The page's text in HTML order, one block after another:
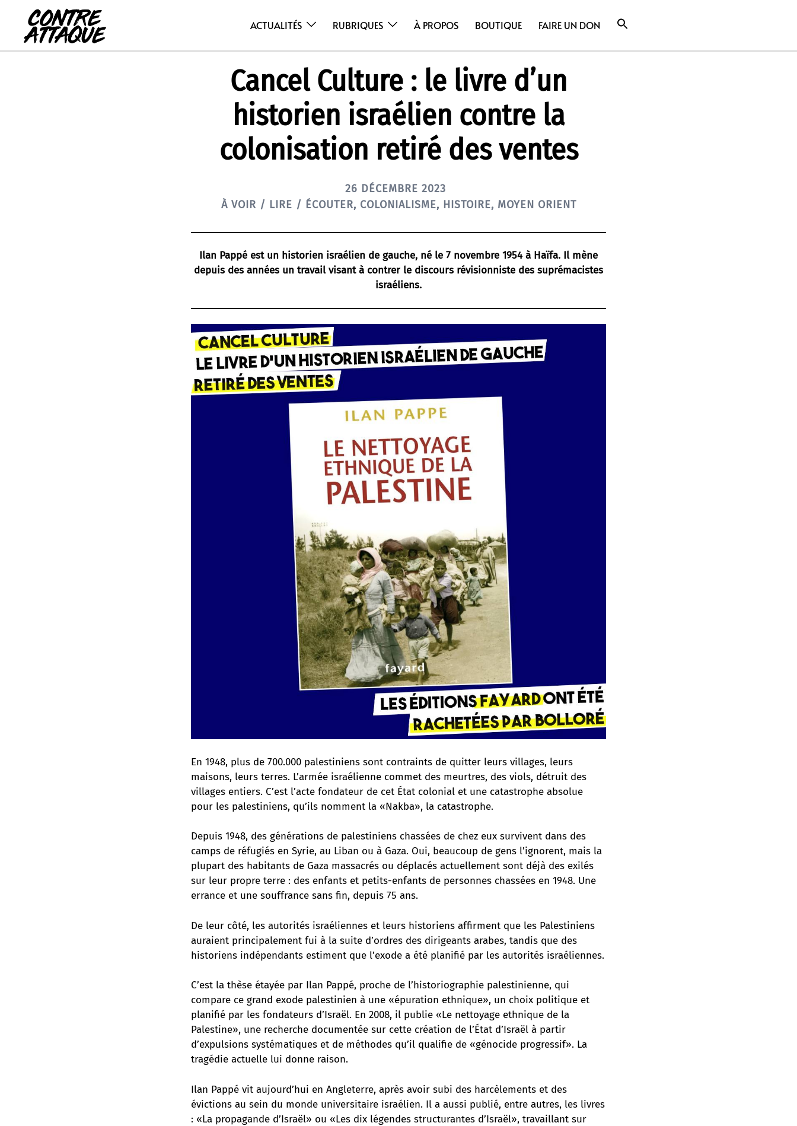
contenu
ACTUALITÉS RUBRIQUES À PROPOS BOUTIQUE FAIRE UN DON
Cancel Culture : le livre d’un
historien israélien contre la
colonisation retiré des ventes
26 DÉCEMBRE 2023
À VOIR / LIRE / ÉCOUTER, COLONIALISME, HISTOIRE, MOYEN ORIENT
Ilan Pappé est un historien israélien de gauche, né le 7 novembre 1954 à Haïfa. Il mène
depuis des années un travail visant à contrer le discours révisionniste des suprémacistes
israéliens.
En 1948, plus de 700.000 palestiniens sont contraints de quitter leurs villages, leurs
maisons, leurs terres. L’armée israélienne commet des meurtres, des viols, détruit des
villages entiers. C’est l’acte fondateur de cet État colonial et une catastrophe absolue
pour les palestiniens, qu’ils nomment la «Nakba», la catastrophe.
Depuis 1948, des générations de palestiniens chassées de chez eux survivent dans des
camps de réfugiés en Syrie, au Liban ou à Gaza. Oui, beaucoup de gens l’ignorent, mais la
plupart des habitants de Gaza massacrés ou déplacés actuellement sont déjà des exilés
sur leur propre terre : des enfants et petits-enfants de personnes chassées en 1948. Une
errance et une souffrance sans fin, depuis 75 ans.
De leur côté, les autorités israéliennes et leurs historiens affirment que les Palestiniens
auraient principalement fui à la suite d’ordres des dirigeants arabes, tandis que des
historiens indépendants estiment que l’exode a été planifié par les autorités israéliennes.
C’est la thèse étayée par Ilan Pappé, proche de l’historiographie palestinienne, qui
compare ce grand exode palestinien à une «épuration ethnique», un choix politique et
planifié par les fondateurs d’Israël. En 2008, il publie «Le nettoyage ethnique de la
Palestine», une recherche documentée sur cette création de l’État d’Israël à partir
d’expulsions systématiques et de méthodes qu’il qualifie de «génocide progressif». La
tragédie actuelle lui donne raison.
Ilan Pappé vit aujourd’hui en Angleterre, après avoir subi des harcèlements et des
évictions au sein du monde universitaire israélien. Il a aussi publié, entre autres, les livres
: «La propagande d’Israël» ou «Les dix légendes structurantes d’Israël», travaillant sur